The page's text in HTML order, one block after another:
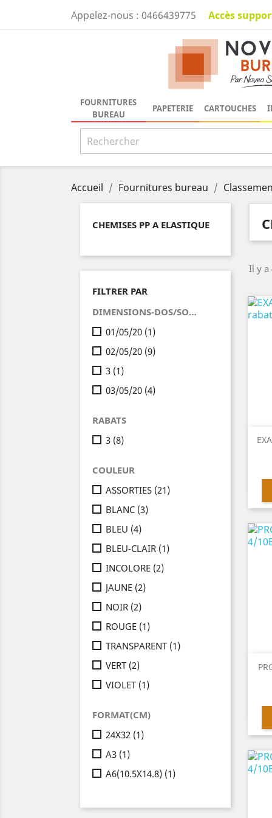
Appelez-nous : 0466439775 Accès
FOURNITURES
BUREAU
PAPETERIE CARTOUCHES
Accueil Fournitures bureau
CHEMISES PP A ELASTIQUE
FILTRER PAR
DIMENSIONS-DOS/SOUFFLETS(CM)
01/05/20 (1)
02/05/20 (9)
3 (1)
03/05/20 (4)
RABATS
3 (8)
COULEUR
ASSORTIES (21)
BLANC (3)
BLEU (4)
BLEU-CLAIR (1)
INCOLORE (2)
JAUNE (2)
NOIR (2)
ROUGE (1)
TRANSPARENT (1)
VERT (2)
VIOLET (1)
FORMAT(CM)
24X32 (1)
A3 (1)
A6(10.5X14.8) (1)
Il y a